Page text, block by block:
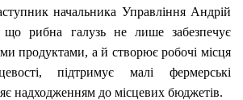
начальника Управління Андрій
що рибна галузь не лише забезпечує
продуктами, а й створює робочі місця
підтримує малі фермерські
надходженням до місцевих бюджетів.